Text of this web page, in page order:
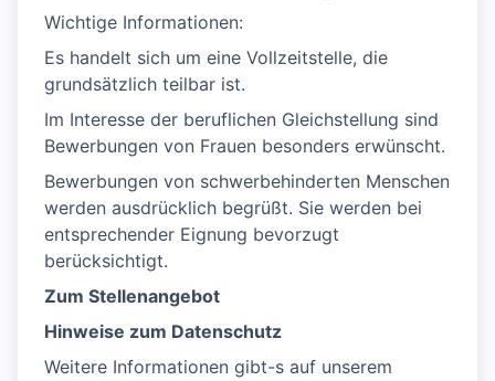
Wichtige Informationen:
Es handelt sich um eine Vollzeitstelle, die
grundsätzlich teilbar ist.
Im Interesse der beruflichen Gleichstellung sind
Bewerbungen von Frauen besonders erwünscht.
Bewerbungen von schwerbehinderten Menschen
werden ausdrücklich begrüßt. Sie werden bei
entsprechender Eignung bevorzugt
berücksichtigt.
Zum Stellenangebot
Hinweise zum Datenschutz
Weitere Informationen gibt-s auf unserem